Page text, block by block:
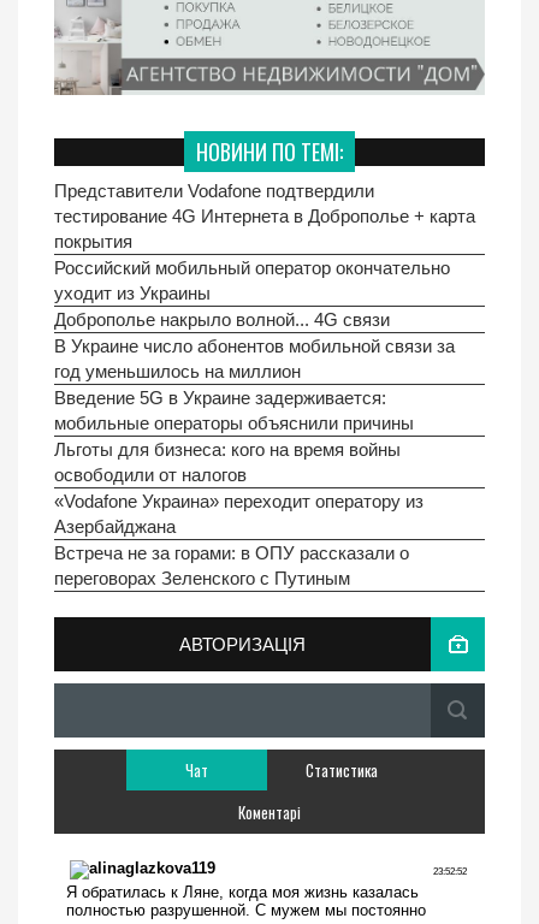
НОВИНИ ПО ТЕМІ:
Представители Vodafone подтвердили
тестирование 4G Интернета в Доброполье + карта
покрытия
Российский мобильный оператор окончательно
уходит из Украины
Доброполье накрыло волной... 4G связи
В Украине число абонентов мобильной связи за
год уменьшилось на миллион
Введение 5G в Украине задерживается:
мобильные операторы объяснили причины
Льготы для бизнеса: кого на время войны
освободили от налогов
«Vodafone Украина» переходит оператору из
Азербайджана
Встреча не за горами: в ОПУ рассказали о
переговорах Зеленского с Путиным
АВТОРИЗАЦІЯ
Чат
Статистика
Коментарі